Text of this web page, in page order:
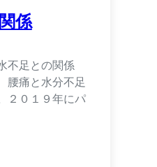
係
不足との関係
痛と水分不足
２０１９年にパ